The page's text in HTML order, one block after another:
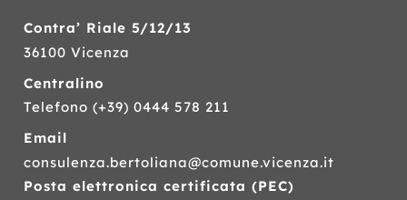
Contra’ Riale 5/12/13
36100 Vicenza
Centralino
Telefono(+39) 0444 578 211
Email
consulenza.bertoliana@comune.vicenza.it
Posta elettronica certificata (PEC)